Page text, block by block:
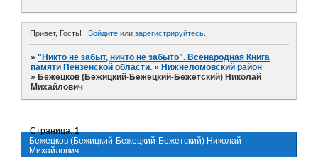
Привет, Гость! Войдитеили зарегистрируйтесь.
»"Никто не забыт, ничто не забыто". Всенародная Книга
памяти Пензенской области. » Нижнеломовский район
» Бежецков (Бежицкий-Бежецкий-Бежетский) Николай
Михайлович
Бежецков (Бежицкий-Бежецкий-Бежетский) Николай
Михайлович
Страница:1